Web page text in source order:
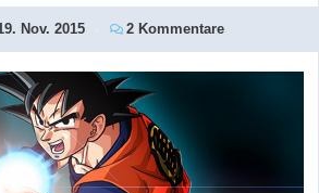
Nov. 2015 2 Kommentare